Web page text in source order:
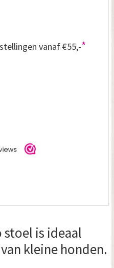
vanaf €55,-*
is ideaal
kleine honden.